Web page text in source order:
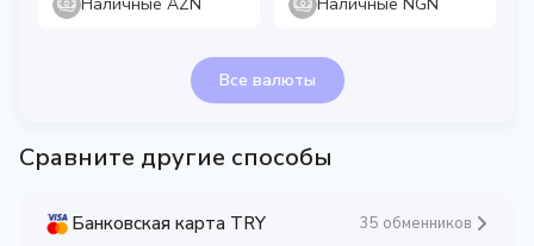
Все валюты
Сравните другие способы
Банковская карта TRY 35 обменников